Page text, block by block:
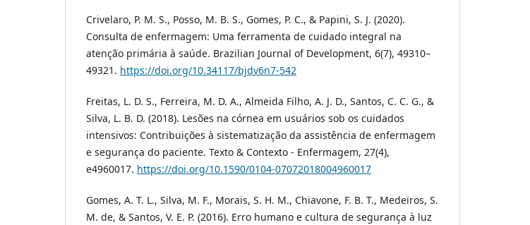
Crivelaro, P. M. S., Posso, M. B. S., Gomes, P. C., & Papini, S. J. (2020).
Consulta de enfermagem: Uma ferramenta de cuidado integral na
atenção primária à saúde. Brazilian Journal of Development, 6(7), 49310–
49321. https://doi.org/10.34117/bjdv6n7-542
Freitas, L. D. S., Ferreira, M. D. A., Almeida Filho, A. J. D., Santos, C. C. G., &
Silva, L. B. D. (2018). Lesões na córnea em usuários sob os cuidados
intensivos: Contribuições à sistematização da assistência de enfermagem
e segurança do paciente. Texto & Contexto - Enfermagem, 27(4),
e4960017. https://doi.org/10.1590/0104-07072018004960017
Gomes, A. T. L., Silva, M. F., Morais, S. H. M., Chiavone, F. B. T., Medeiros, S.
M. de, & Santos, V. E. P. (2016). Erro humano e cultura de segurança à luz